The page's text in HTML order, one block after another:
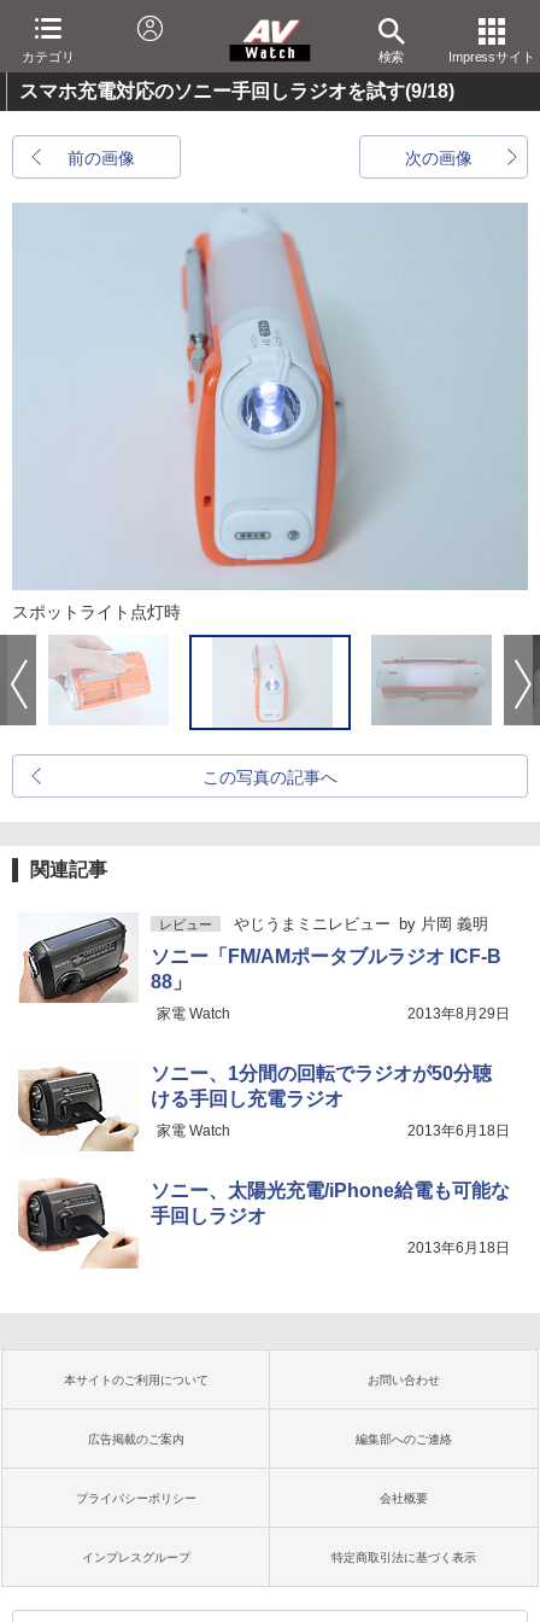
カテゴリ 検索 Impressサイト
スマホ充電対応のソニー手回しラジオを試す(9/18)
前の画像 次の画像
スポットライト点灯時
この写真の記事へ
関連記事
レビュー やじうまミニレビュー by 片岡 義明
ソニー「FM/AMポータブルラジオ ICF-B
88」
家電 Watch 2013年8月29日
ソニー、1分間の回転でラジオが50分聴
ける手回し充電ラジオ
家電 Watch 2013年6月18日
ソニー、太陽光充電/iPhone給電も可能な
手回しラジオ
2013年6月18日
本サイトのご利用について お問い合わせ
広告掲載のご案内 編集部へのご連絡
プライバシーポリシー 会社概要
インプレスグループ 特定商取引法に基づく表示